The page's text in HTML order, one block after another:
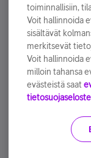
Tilaa nyt
toiminnallisiin,
Voit hallinnoida
sisältävät
merkitsevät
Voit hallinnoida
milloin tahansa
evästeistä saat